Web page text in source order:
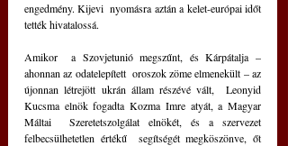
engedmény. Kijevi  nyomásra aztán a kelet-európai időt
tették hivatalossá.
Amikor  a Szovjetunió megszűnt, és Kárpátalja –
ahonnan az odatelepített  oroszok zöme elmenekült – az
újonnan létrejött ukrán állam részévé vált,  Leonyid
Kucsma elnök fogadta Kozma Imre atyát, a Magyar
Máltai  Szeretetszolgálat elnökét, és a szervezet
felbecsülhetetlen értékű  segítségét megköszönve, őt